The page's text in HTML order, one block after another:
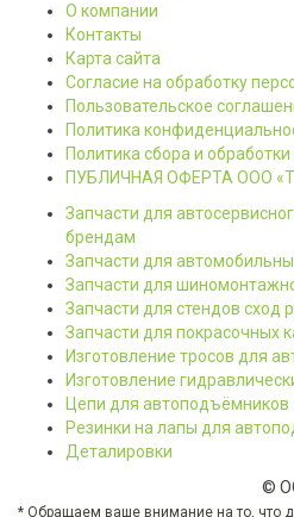
О компании
Контакты
Карта сайта
Согласие на обработку
Пользовательское
Политика
Политика сбора и
ПУБЛИЧНАЯ ОФЕРТА ООО
Запчасти для
брендам
Запчасти для
Запчасти для
Запчасти для стендов сход
Запчасти для покрасочных
Изготовление тросов для
Изготовление
Цепи для автоподъёмников
Резинки на лапы для
Деталировки
©
* Обращаем ваше внимание на то, что